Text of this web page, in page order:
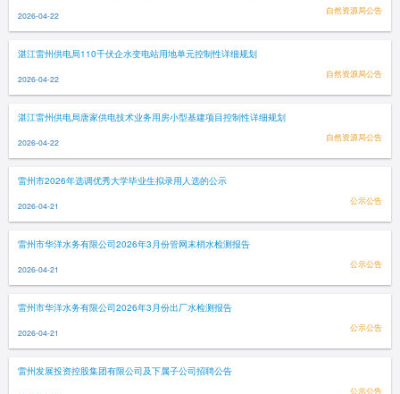
2026-04-22 自然资源局公告
湛江雷州供电局110千伏企水变电站用地单元控制性详细规划
2026-04-22 自然资源局公告
湛江雷州供电局唐家供电技术业务用房小型基建项目控制性详细规划
2026-04-22 自然资源局公告
雷州市2026年选调优秀大学毕业生拟录用人选的公示
2026-04-21 公示公告
雷州市华洋水务有限公司2026年3月份管网末梢水检测报告
2026-04-21 公示公告
雷州市华洋水务有限公司2026年3月份出厂水检测报告
2026-04-21 公示公告
雷州发展投资控股集团有限公司及下属子公司招聘公告
公示公告